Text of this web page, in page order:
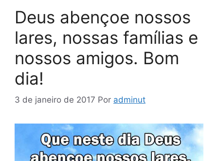
Deus abençoe nossos
lares, nossas famílias e
nossos amigos. Bom
dia!
3 de janeiro de 2017 Por adminut